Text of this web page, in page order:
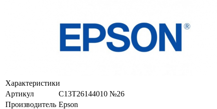
Характеристики
Артикул
C13T26144010 №26
Производитель Epson